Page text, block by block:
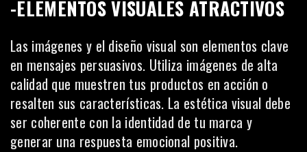
-ELEMENTOS VISUALES ATRACTIVOS
Las imágenes y el diseño visual son elementos clave
en mensajes persuasivos. Utiliza imágenes de alta
calidad que muestren tus productos en acción o
resalten sus características. La estética visual debe
ser coherente con la identidad de tu marca y
generar una respuesta emocional positiva.